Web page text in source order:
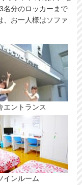
名分のロッカーまで
、お一人様はソファ
エントランス
インルーム